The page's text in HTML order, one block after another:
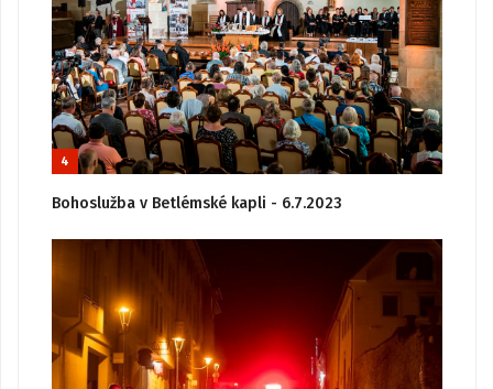
4
Bohoslužba v Betlémské kapli - 6.7.2023